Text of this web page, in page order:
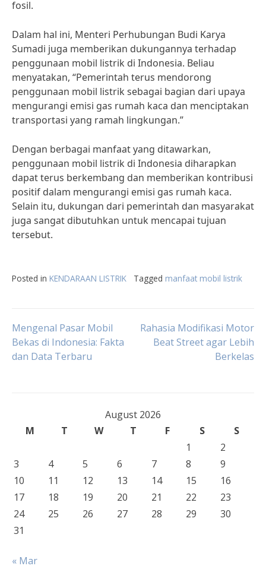
fosil.
Dalam hal ini, Menteri Perhubungan Budi Karya
Sumadi juga memberikan dukungannya terhadap
penggunaan mobil listrik di Indonesia. Beliau
menyatakan, “Pemerintah terus mendorong
penggunaan mobil listrik sebagai bagian dari upaya
mengurangi emisi gas rumah kaca dan menciptakan
transportasi yang ramah lingkungan.”
Dengan berbagai manfaat yang ditawarkan,
penggunaan mobil listrik di Indonesia diharapkan
dapat terus berkembang dan memberikan kontribusi
positif dalam mengurangi emisi gas rumah kaca.
Selain itu, dukungan dari pemerintah dan masyarakat
juga sangat dibutuhkan untuk mencapai tujuan
tersebut.
Posted in KENDARAAN LISTRIK Tagged manfaat mobil listrik
Post
navigation
Mengenal Pasar Mobil
Bekas di Indonesia: Fakta
dan Data Terbaru
Rahasia Modifikasi Motor
Beat Street agar Lebih
Berkelas
August 2026
M
T W T F S
S
1
2
3
4 5 6 7 8
9
10
11 12 13 14 15
16
17
18 19 20 21 22
23
24
25 26 27 28 29
30
31
« Mar